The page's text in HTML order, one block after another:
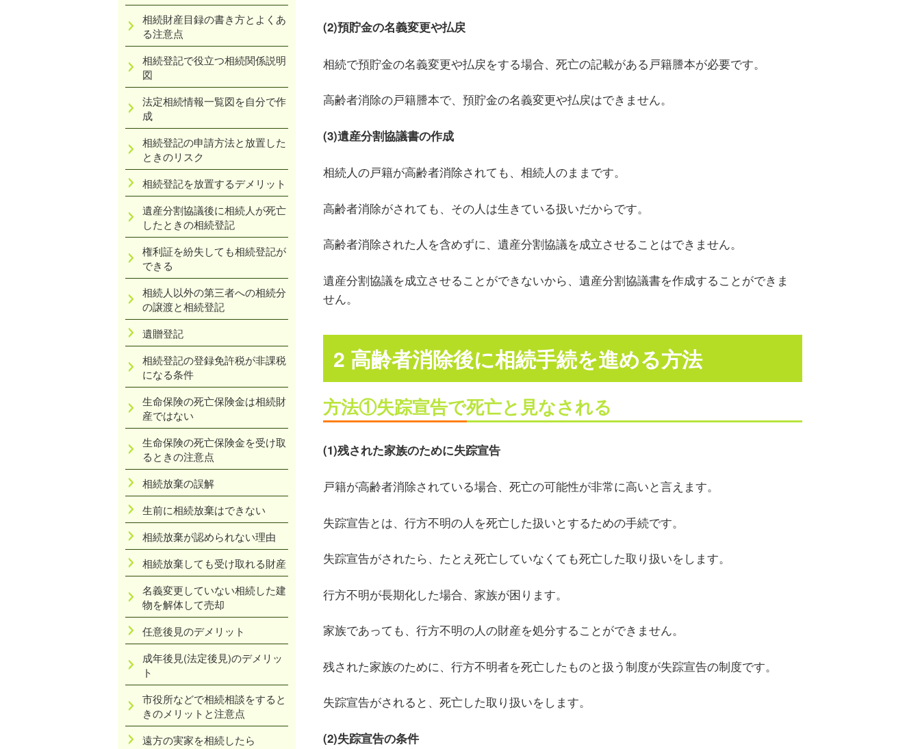
(2)預貯金の名義変更や払戻
相続で預貯金の名義変更や払戻をする場合、死亡の記載がある戸籍謄本が必要です。
高齢者消除の戸籍謄本で、預貯金の名義変更や払戻はできません。
(3)遺産分割協議書の作成
相続人の戸籍が高齢者消除されても、相続人のままです。
高齢者消除がされても、その人は生きている扱いだからです。
高齢者消除された人を含めずに、遺産分割協議を成立させることはできません。
遺産分割協議を成立させることができないから、遺産分割協議書を作成することができま
せん。
2 高齢者消除後に相続手続を進める方法
方法①失踪宣告で死亡と見なされる
(1)残された家族のために失踪宣告
戸籍が高齢者消除されている場合、死亡の可能性が非常に高いと言えます。
失踪宣告とは、行方不明の人を死亡した扱いとするための手続です。
失踪宣告がされたら、たとえ死亡していなくても死亡した取り扱いをします。
行方不明が長期化した場合、家族が困ります。
家族であっても、行方不明の人の財産を処分することができません。
残された家族のために、行方不明者を死亡したものと扱う制度が失踪宣告の制度です。
失踪宣告がされると、死亡した取り扱いをします。
(2)失踪宣告の条件
相続財産目録の書き方とよくあ
る注意点
相続登記で役立つ相続関係説明
図
法定相続情報一覧図を自分で作
成
相続登記の申請方法と放置した
ときのリスク
相続登記を放置するデメリット
遺産分割協議後に相続人が死亡
したときの相続登記
権利証を紛失しても相続登記が
できる
相続人以外の第三者への相続分
の譲渡と相続登記
遺贈登記
相続登記の登録免許税が非課税
になる条件
生命保険の死亡保険金は相続財
産ではない
生命保険の死亡保険金を受け取
るときの注意点
相続放棄の誤解
生前に相続放棄はできない
相続放棄が認められない理由
相続放棄しても受け取れる財産
名義変更していない相続した建
物を解体して売却
任意後見のデメリット
成年後見(法定後見)のデメリッ
ト
市役所などで相続相談をすると
きのメリットと注意点
遠方の実家を相続したら